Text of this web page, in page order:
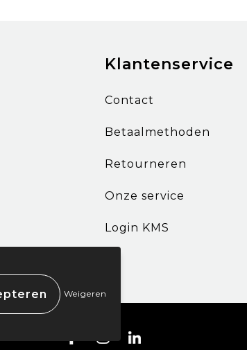
Klantenservice
Contact
Betaalmethoden
Retourneren
Onze service
Login KMS
Weigeren